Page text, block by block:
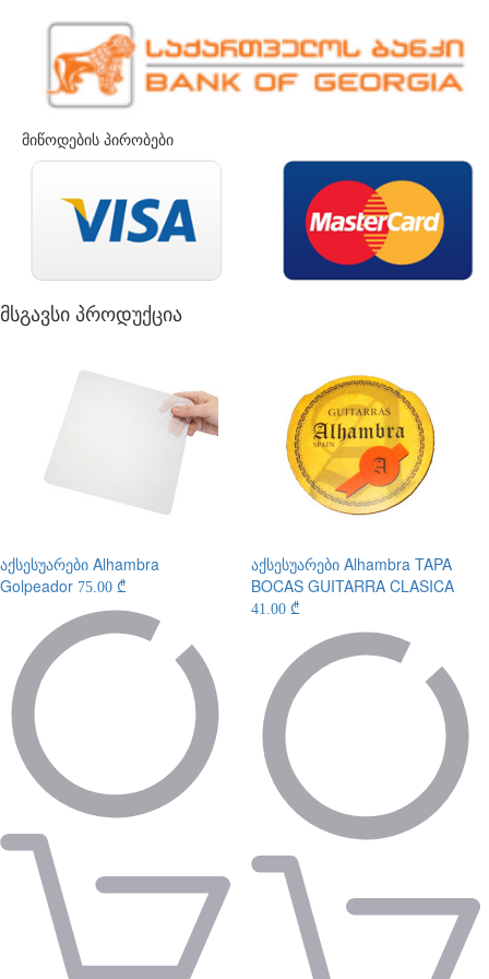
მიწოდების პირობები
მსგავსი პროდუქცია
აქსესუარები Alhambra
Golpeador 75.00 ₾
აქსესუარები Alhambra TAPA
BOCAS GUITARRA CLASICA
41.00 ₾